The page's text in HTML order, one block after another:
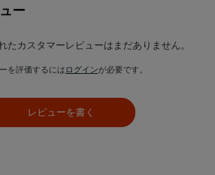
ー
たカスタマーレビューはまだありません。
を評価するには ログインが必要です。
レビューを書く